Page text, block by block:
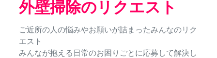
外壁掃除のリクエスト
ご近所の人の悩みやお願いが詰まったみんなのリク
エスト
みんなが抱える日常のお困りごとに応募して解決し